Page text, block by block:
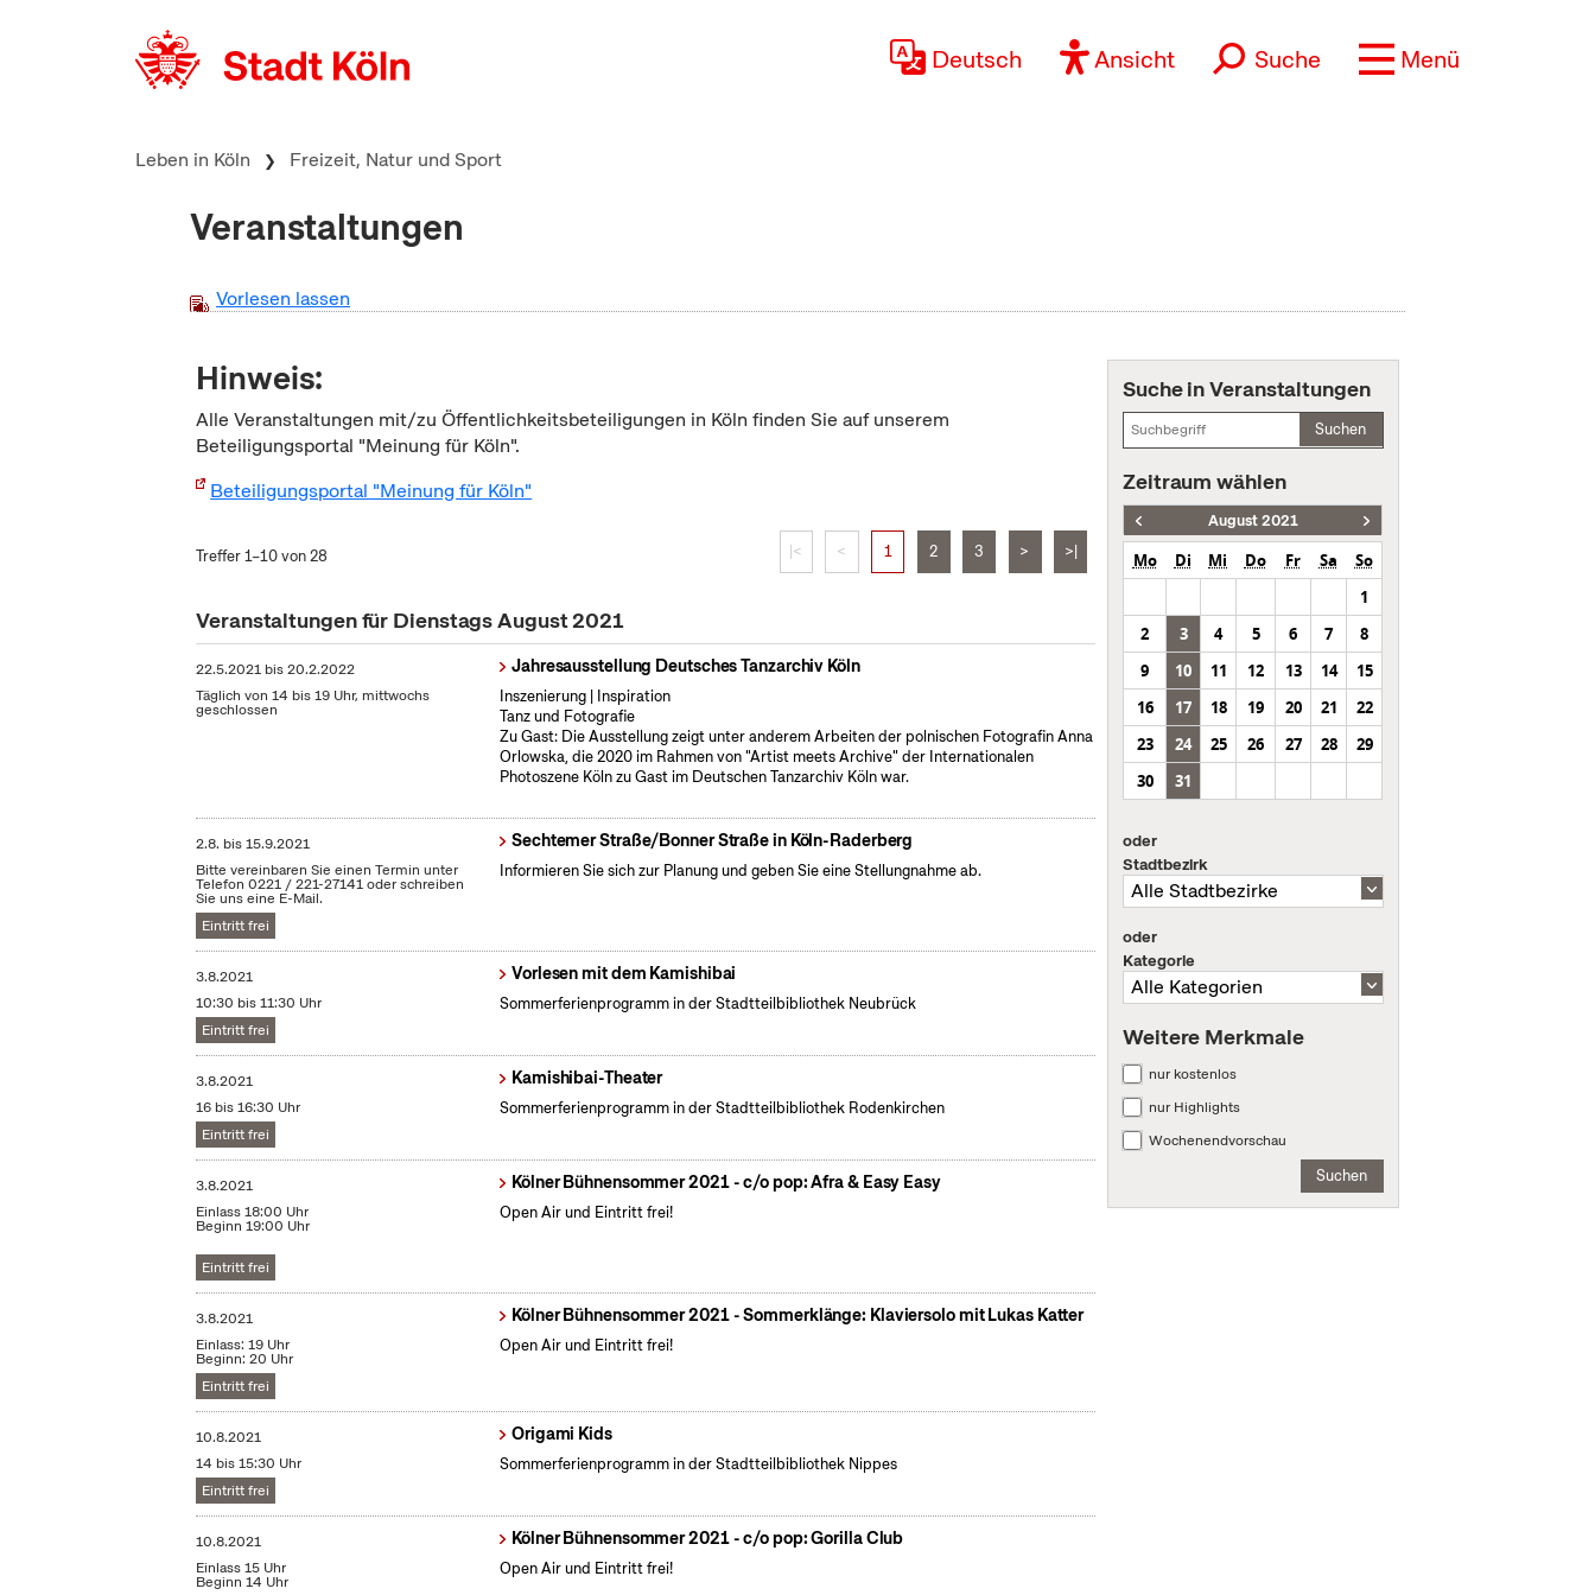
Deutsch Ansicht Suche Menü
Leben in Köln Freizeit, Natur und Sport
Veranstaltungen
Vorlesen lassen
Hinweis:
Alle Veranstaltungen mit/zu Öffentlichkeitsbeteiligungen in Köln finden Sie auf unserem
Beteiligungsportal "Meinung für Köln".
Beteiligungsportal "Meinung für Köln"
Treffer 1–10 von 28 |< < 1 2 3 > >|
Veranstaltungen für Dienstags August 2021
22.5.2021 bis20.2.2022
Täglich von 14 bis 19 Uhr, mittwochs
geschlossen
Jahresausstellung Deutsches Tanzarchiv Köln
Inszenierung | Inspiration
Tanz und Fotografie
Zu Gast: Die Ausstellung zeigt unter anderem Arbeiten der polnischen Fotografin Anna
Orlowska, die 2020 im Rahmen von "Artist meets Archive" der Internationalen
Photoszene Köln zu Gast im Deutschen Tanzarchiv Köln war.
2.8. bis15.9.2021
Bitte vereinbaren Sie einen Termin unter
Telefon 0221 / 221-27141 oder schreiben
Sie uns eine E-Mail.
Eintritt frei
Sechtemer Straße/Bonner Straße in Köln-Raderberg
Informieren Sie sich zur Planung und geben Sie eine Stellungnahme ab.
3.8.2021
10:30 bis 11:30 Uhr
Eintritt frei
Vorlesen mit dem Kamishibai
Sommerferienprogramm in der Stadtteilbibliothek Neubrück
3.8.2021
16 bis 16:30 Uhr
Eintritt frei
Kamishibai-Theater
Sommerferienprogramm in der Stadtteilbibliothek Rodenkirchen
3.8.2021
Einlass 18:00 Uhr
Beginn 19:00 Uhr
Eintritt frei
Kölner Bühnensommer 2021 - c/o pop: Afra & Easy Easy
Open Air und Eintritt frei!
3.8.2021
Einlass: 19 Uhr
Beginn: 20 Uhr
Eintritt frei
Kölner Bühnensommer 2021 - Sommerklänge: Klaviersolo mit Lukas Katter
Open Air und Eintritt frei!
10.8.2021
14 bis 15:30 Uhr
Eintritt frei
Origami Kids
Sommerferienprogramm in der Stadtteilbibliothek Nippes
10.8.2021
Einlass 15 Uhr
Beginn 14 Uhr
Kölner Bühnensommer 2021 - c/o pop: Gorilla Club
Open Air und Eintritt frei!
Suche in Veranstaltungen
Suchen
Zeitraum wählen
August 2021
Mo Di Mi Do Fr Sa
So
1
2
3 4 5 6 7
8
9
10 11 12 13 14
15
16
17 18 19 20 21
22
23
24 25 26 27 28
29
30
31
oder
Stadtbezirk
oder
Kategorie
Weitere Merkmale
nur kostenlos
nur Highlights
Wochenendvorschau
Suchen